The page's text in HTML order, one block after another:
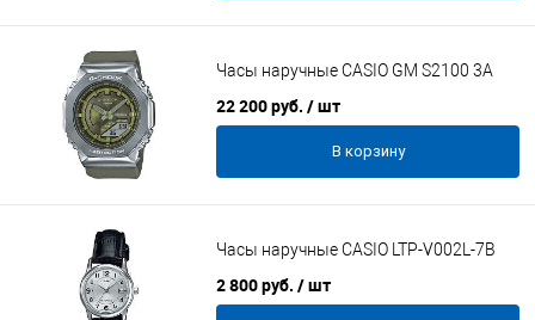
Часы наручные CASIO GM S2100 3A
22 200 руб. / шт
В корзину
Часы наручные CASIO LTP-V002L-7B
2 800 руб. / шт